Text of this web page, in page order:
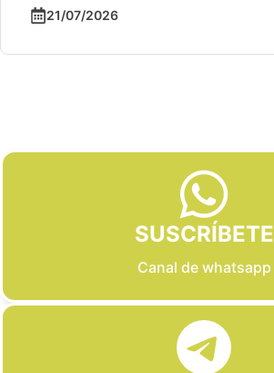
SUSCRÍBETE
Canal de whatsapp